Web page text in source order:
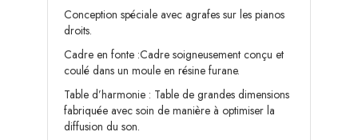
Conception spéciale avec agrafes sur les pianos
droits.
Cadre en fonte :Cadre soigneusement conçu et
coulé dans un moule en résine furane.
Table d’harmonie : Table de grandes dimensions
fabriquée avec soin de manière à optimiser la
diffusion du son.